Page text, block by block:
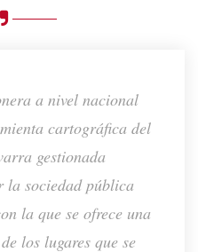
a nivel nacional
cartográfica del
gestionada
la sociedad pública
la que se ofrece una
los lugares que se